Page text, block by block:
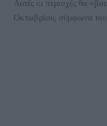
Αυτές οι περιοχές θα
Οκτωβρίου, σύμφωνα